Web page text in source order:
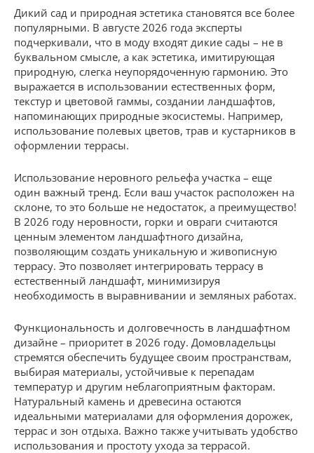
Дикий сад и природная эстетика становятся все более
популярными. В августе 2026 года эксперты
подчеркивали, что в моду входят дикие сады – не в
буквальном смысле, а как эстетика, имитирующая
природную, слегка неупорядоченную гармонию. Это
выражается в использовании естественных форм,
текстур и цветовой гаммы, создании ландшафтов,
напоминающих природные экосистемы. Например,
использование полевых цветов, трав и кустарников в
оформлении террасы.
Использование неровного рельефа участка – еще
один важный тренд. Если ваш участок расположен на
склоне, то это больше не недостаток, а преимущество!
В 2026 году неровности, горки и овраги считаются
ценным элементом ландшафтного дизайна,
позволяющим создать уникальную и живописную
террасу. Это позволяет интегрировать террасу в
естественный ландшафт, минимизируя
необходимость в выравнивании и земляных работах.
Функциональность и долговечность в ландшафтном
дизайне – приоритет в 2026 году. Домовладельцы
стремятся обеспечить будущее своим пространствам,
выбирая материалы, устойчивые к перепадам
температур и другим неблагоприятным факторам.
Натуральный камень и древесина остаются
идеальными материалами для оформления дорожек,
террас и зон отдыха. Важно также учитывать удобство
использования и простоту ухода за террасой.